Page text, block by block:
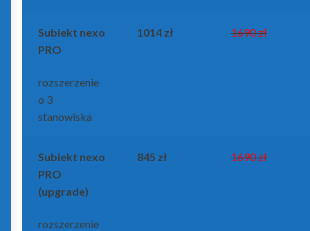
Moje konto
Subiekt nexo
PRO
rozszerzenie
o 3
stanowiska
1014 zł 1690 zł
Subiekt nexo
PRO
(upgrade)
rozszerzenie
845 zł 1690 zł